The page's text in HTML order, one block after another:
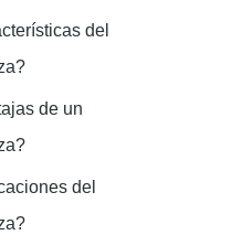
del
de un
del